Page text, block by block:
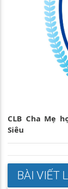
CLB Cha Mẹ
Siêu
BÀI VIẾT